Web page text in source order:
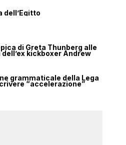
dell’Egitto
di Greta Thunberg alle
kickboxer Andrew
grammaticale della Lega
“accelerazione”